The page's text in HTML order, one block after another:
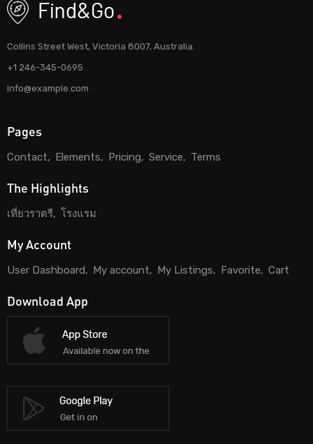
Collins Street West, Victoria 8007, Australia.
+1 246-345-0695
info@example.com
Pages
Contact Elements Pricing Service Terms
The Highlights
เที่ยวราตรี โรงแรม
My Account
User Dashboard My account My Listings Favorite Cart
Download App